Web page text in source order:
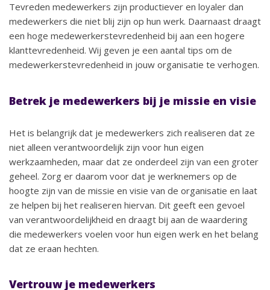
Tevreden medewerkers zijn productiever en loyaler dan
medewerkers die niet blij zijn op hun werk. Daarnaast draagt
een hoge medewerkerstevredenheid bij aan een hogere
klanttevredenheid. Wij geven je een aantal tips om de
medewerkerstevredenheid in jouw organisatie te verhogen.
Betrek je medewerkers bij je missie en visie
Het is belangrijk dat je medewerkers zich realiseren dat ze
niet alleen verantwoordelijk zijn voor hun eigen
werkzaamheden, maar dat ze onderdeel zijn van een groter
geheel. Zorg er daarom voor dat je werknemers op de
hoogte zijn van de missie en visie van de organisatie en laat
ze helpen bij het realiseren hiervan. Dit geeft een gevoel
van verantwoordelijkheid en draagt bij aan de waardering
die medewerkers voelen voor hun eigen werk en het belang
dat ze eraan hechten.
Vertrouw je medewerkers